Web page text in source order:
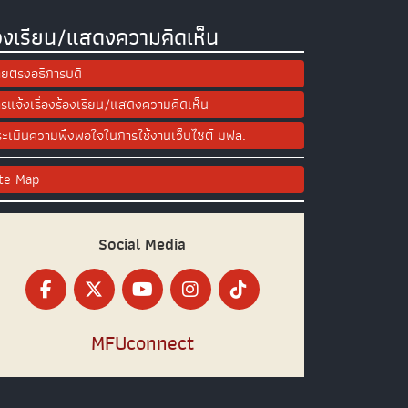
เรียน/แสดงความคิดเห็น
ตรงอธิการบดี
แจ้งเรื่องร้องเรียน/แสดงความคิดเห็น
เมินความพึงพอใจในการใช้งานเว็บไซต์ มฟล.
Map
Social Media
MFUconnect